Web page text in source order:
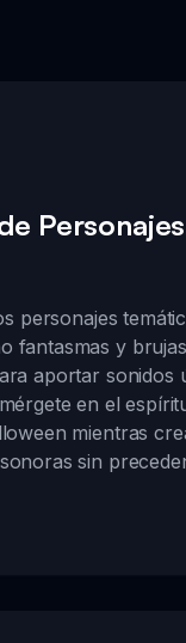
Personajes
personajes
fantasmas y
aportar sonidos
en el
mientras
sin